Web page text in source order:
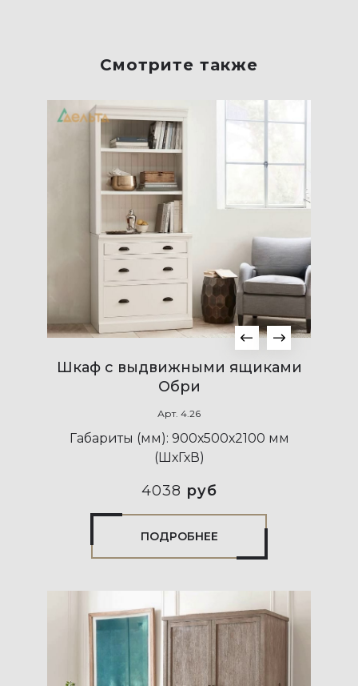
Смотрите также
Шкаф с выдвижными ящиками
Обри
Арт. 4.26
Габариты (мм): 900х500х2100 мм
(ШхГхВ)
4038 руб
ПОДРОБНЕЕ